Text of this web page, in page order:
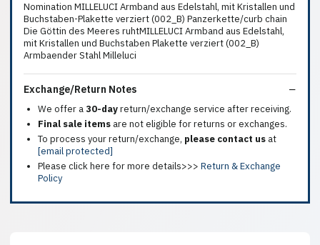
Nomination MILLELUCI Armband aus Edelstahl, mit Kristallen und
Buchstaben-Plakette verziert (002_B) Panzerkette/curb chain
Die Göttin des Meeres ruhtMILLELUCI Armband aus Edelstahl,
mit Kristallen und Buchstaben Plakette verziert (002_B)
Armbaender Stahl Milleluci
Exchange/Return Notes
We offer a30-dayreturn/exchange service after receiving.
Final sale items are not eligible for returns or exchanges.
To process your return/exchange, please contact us at
[email protected]
Please click here for more details>>> Return & Exchange
Policy